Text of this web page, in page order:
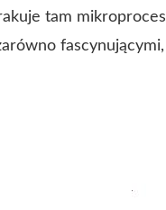
tam